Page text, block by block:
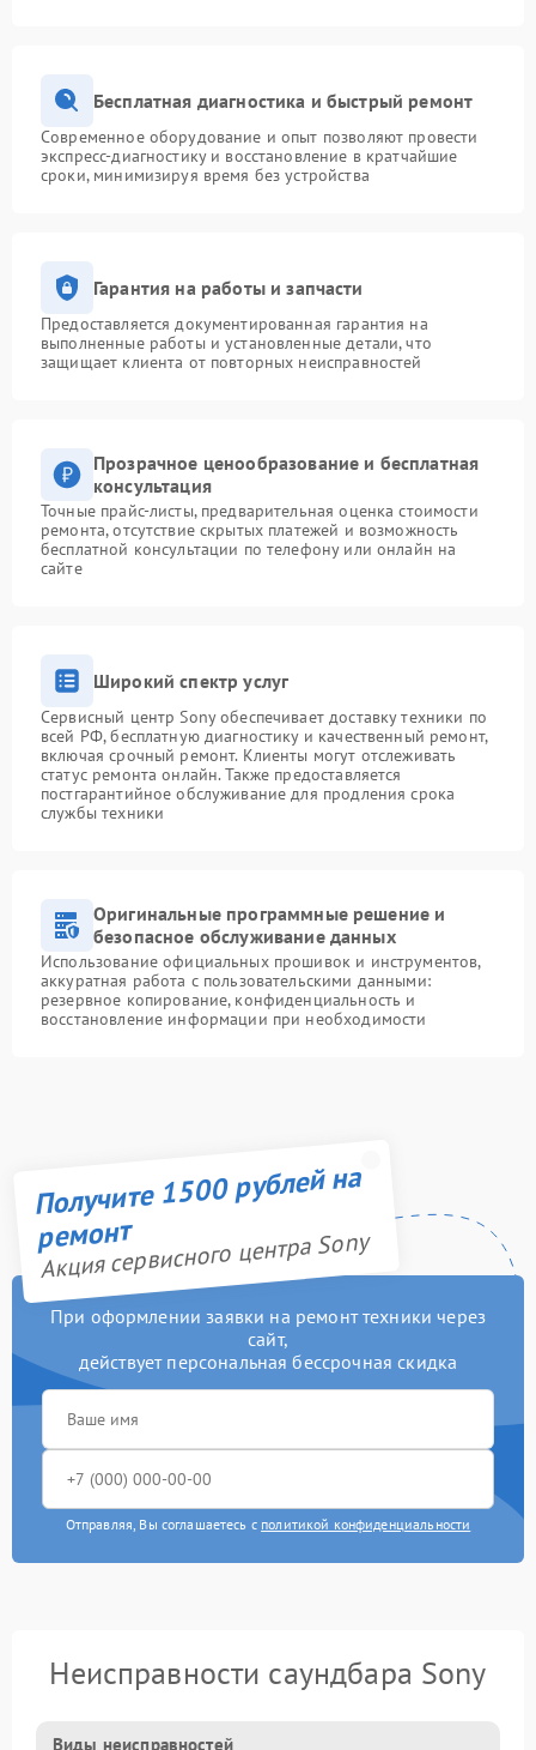
Бесплатная диагностика и быстрый ремонт
Современное оборудование и опыт позволяют провести
экспресс-диагностику и восстановление в кратчайшие
сроки, минимизируя время без устройства
Гарантия на работы и запчасти
Предоставляется документированная гарантия на
выполненные работы и установленные детали, что
защищает клиента от повторных неисправностей
Прозрачное ценообразование и бесплатная
консультация
Точные прайс-листы, предварительная оценка стоимости
ремонта, отсутствие скрытых платежей и возможность
бесплатной консультации по телефону или онлайн на
сайте
Широкий спектр услуг
Сервисный центр Sony обеспечивает доставку техники по
всей РФ, бесплатную диагностику и качественный ремонт,
включая срочный ремонт. Клиенты могут отслеживать
статус ремонта онлайн. Также предоставляется
постгарантийное обслуживание для продления срока
службы техники
Оригинальные программные решение и
безопасное обслуживание данных
Использование официальных прошивок и инструментов,
аккуратная работа с пользовательскими данными:
резервное копирование, конфиденциальность и
восстановление информации при необходимости
Получите 1500 рублей на
ремонт
Акция сервисного центра Sony
При оформлении заявки на ремонт техники через
сайт,
действует персональная бессрочная скидка
Отправляя, Вы соглашаетесь с политикой конфиденциальности
Неисправности саундбара Sony
Виды неисправностей